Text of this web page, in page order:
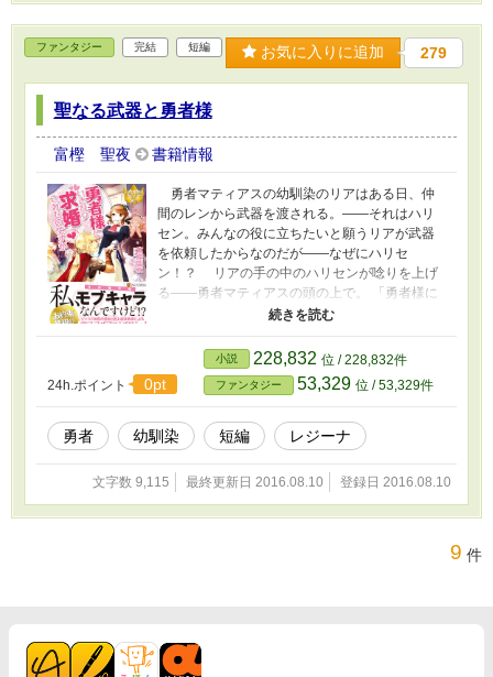
ファンタジー 完結 短編 お気に入りに追加 279
聖なる武器と勇者様
富樫 聖夜 書籍情報
勇者マティアスの幼馴染のリアはある日、仲
間のレンから武器を渡される。――それはハリ
セン。みんなの役に立ちたいと願うリアが武器
を依頼したからなのだが――なぜにハリセ
ン！？ リアの手の中のハリセンが唸りを上げ
る――勇者マティアスの頭の上で。 「勇者様に
いきなり求婚されたのですが」のスピンオフ
ろう」で遊森謡子様企画の春のファンタジー短
編祭（武器っちょ企画）に参加した時の作品で
す。 企画の概要は以下。 ●短編であること ●ジ
ャンル『ファンタジー』 ●テーマ『マニアックな
武器 or 武器のマニアックな使い方』
24h.ポイント 0pt
小説 228,832 位 / 228,832件
ファンタジー 53,329 位 / 53,329件
勇者 幼馴染 短編 レジーナ
文字数 9,115 最終更新日 2016.08.10 登録日 2016.08.10
9 件